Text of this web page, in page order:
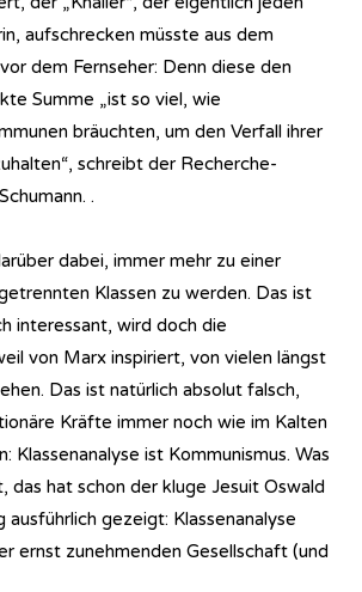
aufschrecken müsste aus dem
dem Fernseher: Denn diese den
Summe „ist so viel, wie
bräuchten, um den Verfall ihrer
schreibt der Recherche-
.
dabei, immer mehr zu einer
Klassen zu werden. Das ist
interessant, wird doch die
von Marx inspiriert, von vielen längst
Das ist natürlich absolut falsch,
Kräfte immer noch wie im Kalten
Klassenanalyse ist Kommunismus. Was
das hat schon der kluge Jesuit Oswald
ausführlich gezeigt: Klassenanalyse
ernst zunehmenden Gesellschaft (und